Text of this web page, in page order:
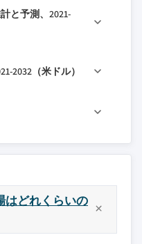
技術の進歩
マエレクトロニクス分野
スピタリティ分野での採
限と統合の課題
シーとセキュリティに関
と予測、2021-
2032（米ドル）
Inc.
Ltd.
はどれくらいの